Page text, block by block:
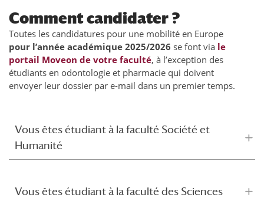
Comment candidater ?
Toutes les candidatures pour une mobilité en Europe
pour l’année académique 2025/2026 se font via le
portail Moveon de votre faculté, à l’exception des
étudiants en odontologie et pharmacie qui doivent
envoyer leur dossier par e-mail dans un premier temps.
Vous êtes étudiant à la faculté Société et
Humanité
Vous êtes étudiant à la faculté des Sciences